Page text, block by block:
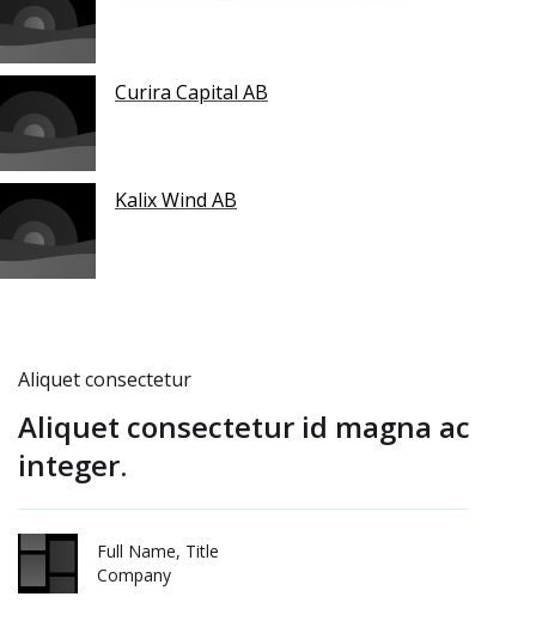
Curira Capital AB
Kalix Wind AB
Aliquet consectetur
Aliquet consectetur id magna ac
integer.
Full Name, Title
Company